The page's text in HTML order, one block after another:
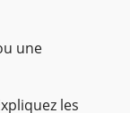
une
les